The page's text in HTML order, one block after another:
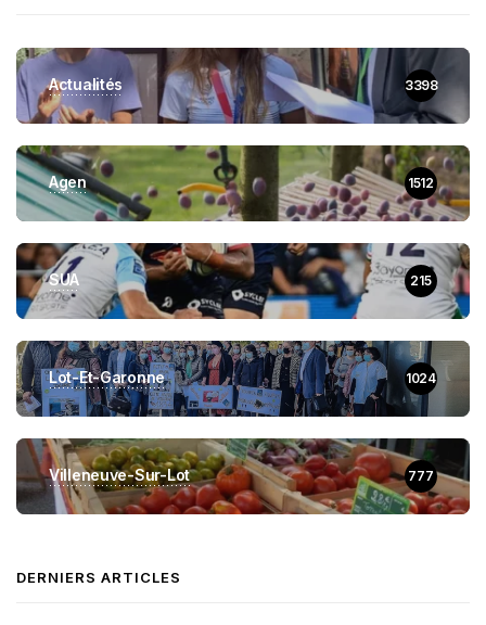
Actualités 3398
Agen 1512
SUA 215
Lot-Et-Garonne 1024
Villeneuve-Sur-Lot 777
DERNIERS ARTICLES